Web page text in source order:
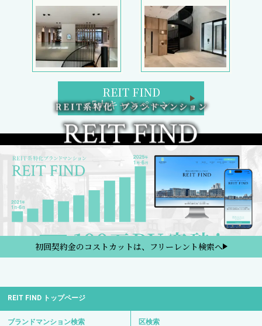
REIT FIND
5大キャンペーン
初回契約金のコストカットは、フリーレント検索へ
REIT FIND トップページ
ブランドマンション検索 区検索